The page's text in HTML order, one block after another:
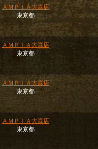
ＡＭＰＩＡ大森店
東京都
ＡＭＰＩＡ大森店
東京都
ＡＭＰＩＡ大森店
東京都
ＡＭＰＩＡ大森店
東京都